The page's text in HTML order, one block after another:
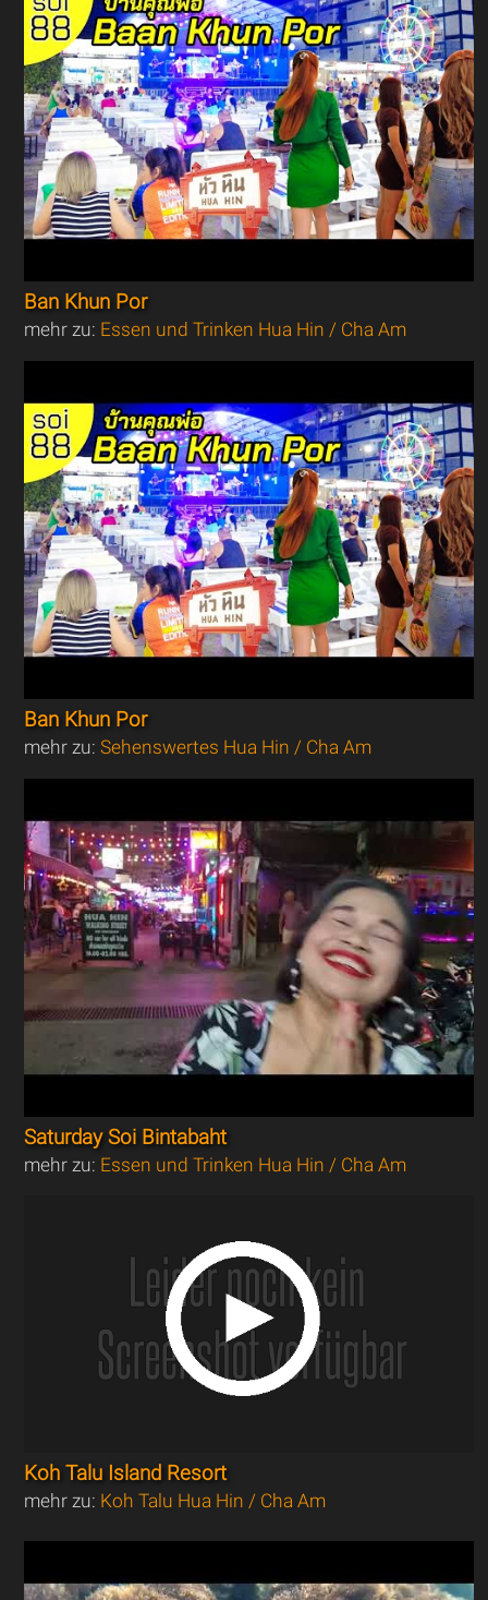
Ban Khun Por
mehr zu: Essen und Trinken Hua Hin / Cha Am
Ban Khun Por
mehr zu:Sehenswertes Hua Hin / Cha Am
Saturday Soi Bintabaht
mehr zu: Essen und Trinken Hua Hin / Cha Am
Koh Talu Island Resort
mehr zu: Koh Talu Hua Hin / Cha Am